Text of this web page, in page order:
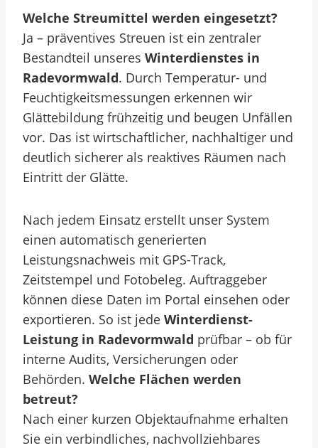
Welche Streumittel werden eingesetzt?
Ja – präventives Streuen ist ein zentraler
Bestandteil unseres Winterdienstes in
Radevormwald. Durch Temperatur- und
Feuchtigkeitsmessungen erkennen wir
Glättebildung frühzeitig und beugen Unfällen
vor. Das ist wirtschaftlicher, nachhaltiger und
deutlich sicherer als reaktives Räumen nach
Eintritt der Glätte.
Nach jedem Einsatz erstellt unser System
einen automatisch generierten
Leistungsnachweis mit GPS-Track,
Zeitstempel und Fotobeleg. Auftraggeber
können diese Daten im Portal einsehen oder
exportieren. So ist jede Winterdienst-
Leistung in Radevormwald prüfbar – ob für
interne Audits, Versicherungen oder
Behörden. Welche Flächen werden
betreut?
Nach einer kurzen Objektaufnahme erhalten
Sie ein verbindliches, nachvollziehbares